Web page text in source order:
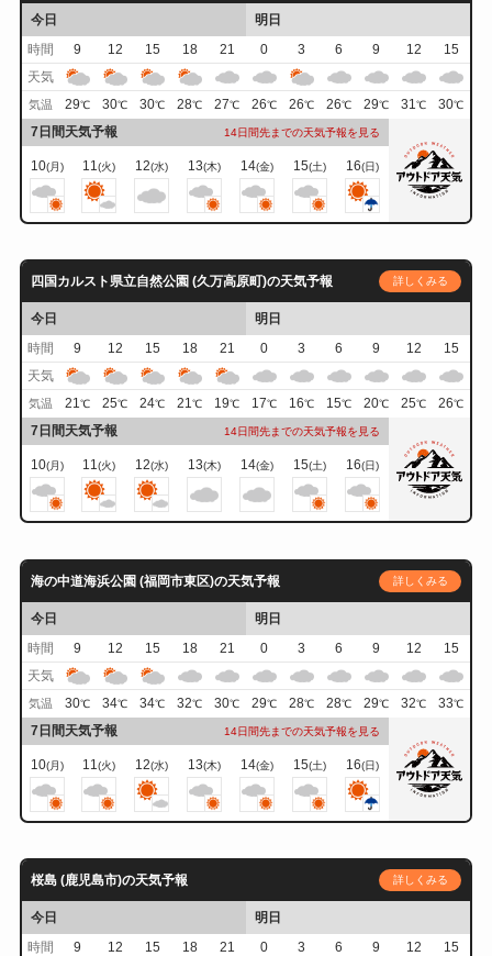
今日
明日
時間
9 12 15 18 21 0 3 6 9 12
15
天気
気温 29℃ 30℃ 30℃ 28℃ 27℃ 26℃ 26℃ 26℃ 29℃ 31℃ 30℃
7日間天気予報 14日間先までの天気予報を見る
10(月) 11(火) 12(水) 13(木) 14(金) 15(土) 16(日)
四国カルスト県立自然公園 (久万高原町)の天気予報 詳しくみる
今日
明日
時間
9 12 15 18 21 0 3 6 9 12
15
天気
気温 21℃ 25℃ 24℃ 21℃ 19℃ 17℃ 16℃ 15℃ 20℃ 25℃ 26℃
7日間天気予報 14日間先までの天気予報を見る
10(月) 11(火) 12(水) 13(木) 14(金) 15(土) 16(日)
海の中道海浜公園 (福岡市東区)の天気予報 詳しくみる
今日
明日
時間
9 12 15 18 21 0 3 6 9 12
15
天気
気温 30℃ 34℃ 34℃ 32℃ 30℃ 29℃ 28℃ 28℃ 29℃ 32℃ 33℃
7日間天気予報 14日間先までの天気予報を見る
10(月) 11(火) 12(水) 13(木) 14(金) 15(土) 16(日)
桜島 (鹿児島市)の天気予報 詳しくみる
今日
明日
時間
9 12 15 18 21 0 3 6 9 12
15